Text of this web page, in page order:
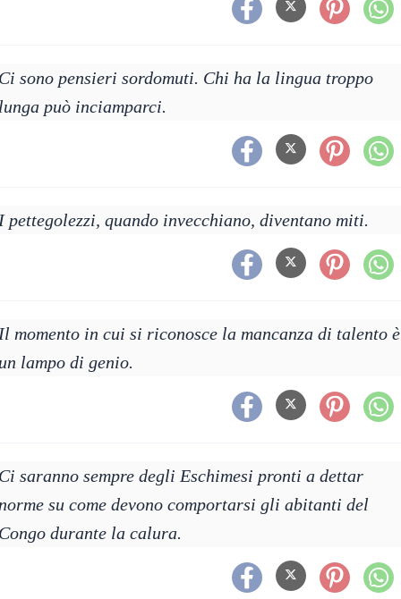
sono pensieri sordomuti. Chi ha la lingua troppo
può inciamparci.
pettegolezzi, quando invecchiano, diventano miti.
momento in cui si riconosce la mancanza di talento è
lampo di genio.
saranno sempre degli Eschimesi pronti a dettar
su come devono comportarsi gli abitanti del
durante la calura.